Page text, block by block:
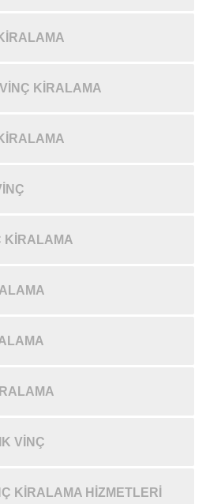
KIRALAMA
KIRALAMA
VINÇ
KIRALAMA HIZMETLERI